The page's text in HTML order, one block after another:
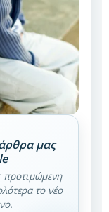
μας
προτιμώμενη
το νέο